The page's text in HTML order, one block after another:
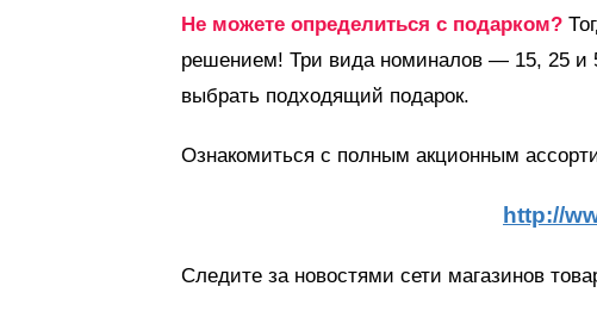
Не можете определиться с подарком?
решением! Три вида номиналов — 15, 25
выбрать подходящий подарок.
Ознакомиться с полным акционным
http://
Следите за новостями сети магазинов